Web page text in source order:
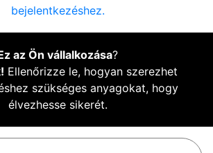
bejelentkezéshez.
az Ön vállalkozása?
Ellenőrizze le, hogyan szerezhet
szükséges anyagokat, hogy
élvezhesse sikerét.